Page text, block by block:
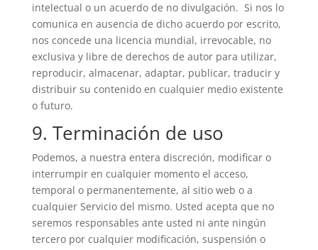
intelectual o un acuerdo de no divulgación. Si nos lo
comunica en ausencia de dicho acuerdo por escrito,
nos concede una licencia mundial, irrevocable, no
exclusiva y libre de derechos de autor para utilizar,
reproducir, almacenar, adaptar, publicar, traducir y
distribuir su contenido en cualquier medio existente
o futuro.
9. Terminación de uso
Podemos, a nuestra entera discreción, modificar o
interrumpir en cualquier momento el acceso,
temporal o permanentemente, al sitio web o a
cualquier Servicio del mismo. Usted acepta que no
seremos responsables ante usted ni ante ningún
tercero por cualquier modificación, suspensión o